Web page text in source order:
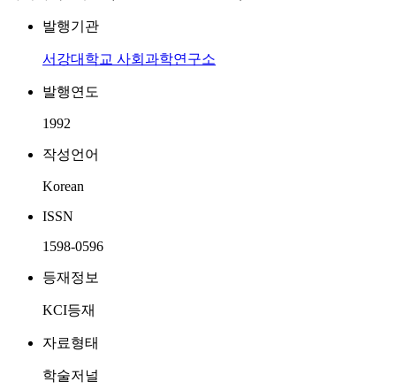
발행기관
서강대학교 사회과학연구소
발행연도
1992
작성언어
Korean
ISSN
1598-0596
등재정보
KCI등재
자료형태
학술저널